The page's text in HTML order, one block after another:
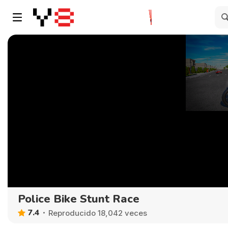
Police Bike Stunt Race
7.4 Reproducido 18,042 veces